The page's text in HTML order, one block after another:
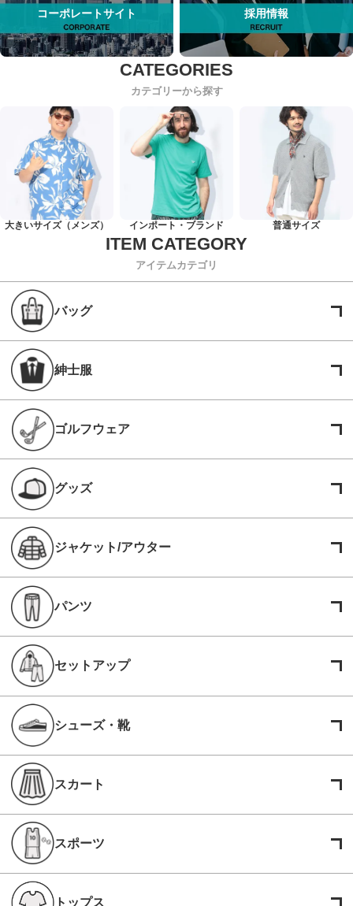
コーポレートサイト 採用情報
カテゴリーから探す
大きいサイズ（メンズ） インポート・ブランド 普通サイズ
アイテムカテゴリ
バッグ
紳士服
ゴルフウェア
グッズ
ジャケット/アウター
パンツ
セットアップ
シューズ・靴
スカート
スポーツ
トップス